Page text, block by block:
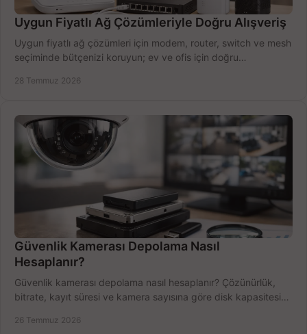
Uygun Fiyatlı Ağ Çözümleriyle Doğru Alışveriş
Uygun fiyatlı ağ çözümleri için modem, router, switch ve mesh
seçiminde bütçenizi koruyun; ev ve ofis için doğru
28 Temmuz 2026
Güvenlik Kamerası Depolama Nasıl
Hesaplanır?
Güvenlik kamerası depolama nasıl hesaplanır? Çözünürlük,
bitrate, kayıt süresi ve kamera sayısına göre disk kapasitesini
26 Temmuz 2026